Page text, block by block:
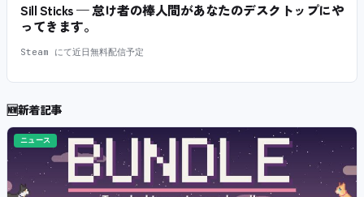
Sill Sticks — 怠け者の棒人間があなたのデスクトップにや
ってきます。
Steam にて近日無料配信予定
🆕新着記事
ニュース